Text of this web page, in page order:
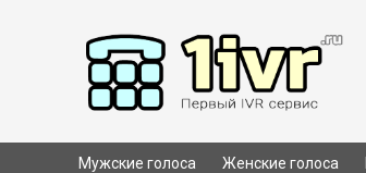
Мужские голоса Женские голоса